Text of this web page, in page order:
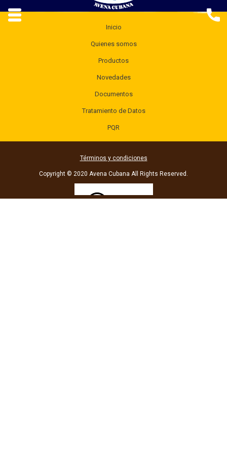
Inicio
Quienes somos
Productos
Novedades
Documentos
Tratamiento de Datos
PQR
Términos y condiciones
Copyright © 2020 Avena Cubana All Rights Reserved.